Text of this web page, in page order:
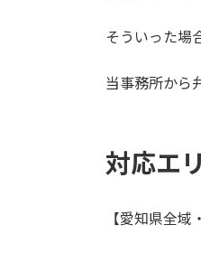
そういった場
当事務所から
対応エ
【愛知県全域